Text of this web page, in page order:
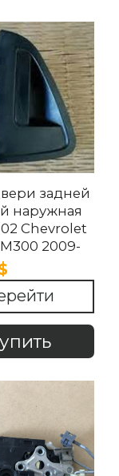
задней
наружная
Chevrolet
2009-
2016